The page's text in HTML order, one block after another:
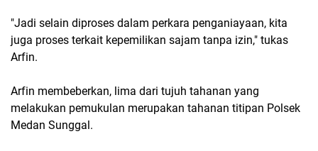
"Jadi selain diproses dalam perkara penganiayaan, kita
juga proses terkait kepemilikan sajam tanpa izin," tukas
Arfin.
Arfin membeberkan, lima dari tujuh tahanan yang
melakukan pemukulan merupakan tahanan titipan Polsek
Medan Sunggal.